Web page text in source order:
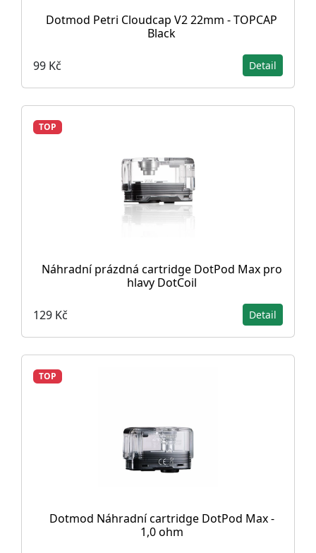
Dotmod Petri Cloudcap V2 22mm - TOPCAP
Black
99 Kč Detail
TOP
Náhradní prázdná cartridge DotPod Max pro
hlavy DotCoil
129 Kč Detail
TOP
Dotmod Náhradní cartridge DotPod Max -
1,0 ohm